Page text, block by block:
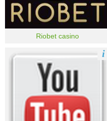
Riobet casino
i